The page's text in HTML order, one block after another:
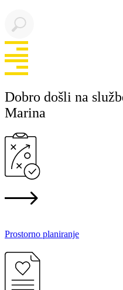
Dobro došli na
Marina
Prostorno planiranje